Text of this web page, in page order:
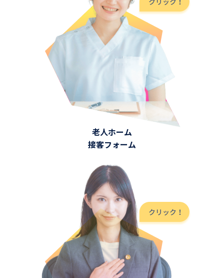
老人ホーム
接客フォーム